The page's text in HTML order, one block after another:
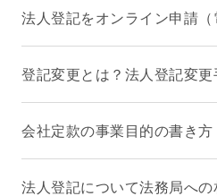
法人登記をオンライン申請
登記変更とは？法人登記変
会社定款の事業目的の書き方
法人登記について法務局へ